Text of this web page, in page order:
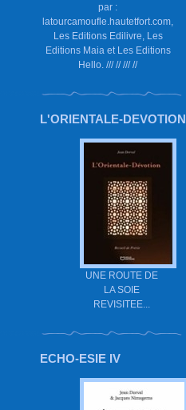
par :
latourcamoufle.hautetfort.com,
Les Editions Edilivre, Les
Editions Maia et Les Editions
Hello. /// // /// //
L'ORIENTALE-DEVOTION
UNE ROUTE DE
LA SOIE
REVISITEE...
ECHO-ESIE IV